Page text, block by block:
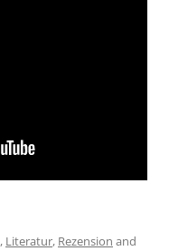
, Literatur, Rezension and